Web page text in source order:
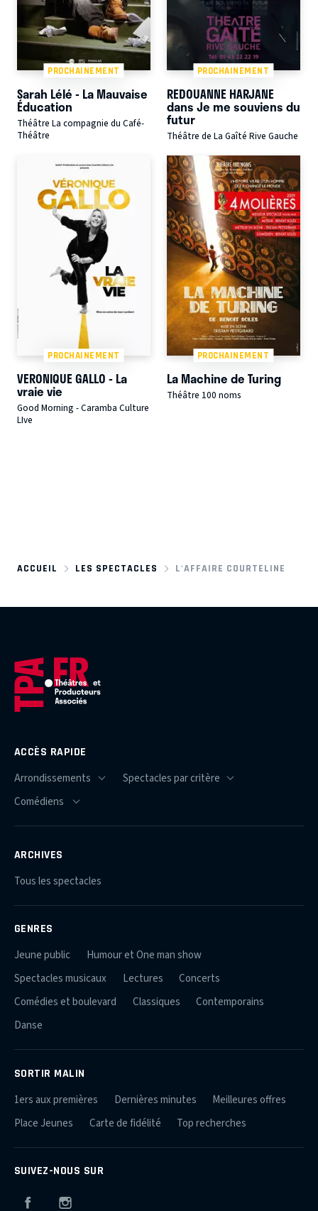
PROCHAINEMENT
Sarah Lélé - La Mauvaise
Éducation
Théâtre La compagnie du Café-
Théâtre
PROCHAINEMENT
REDOUANNE HARJANE
dans Je me souviens du
futur
Théâtre de La Gaîté Rive Gauche
PROCHAINEMENT
VERONIQUE GALLO - La
vraie vie
Good Morning - Caramba Culture
LIve
PROCHAINEMENT
La Machine de Turing
Théâtre 100 noms
ACCUEIL LES SPECTACLES L'AFFAIRE COURTELINE
ACCÈS RAPIDE
ARCHIVES
Tous les spectacles
GENRES
Jeune public
Humour et One man show
Spectacles musicaux
Lectures
Concerts
Comédies et boulevard
Classiques
Contemporains
Danse
SORTIR MALIN
1ers aux premières Dernières minutes
Meilleures offres
Place Jeunes
Carte de fidélité Top recherches
SUIVEZ-NOUS SUR
Facebook